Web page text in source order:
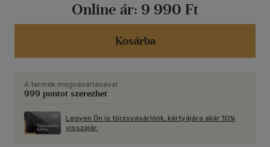
Online ár: 9 990 Ft
Kosárba
A termék megvásárlásával
999 pontot szerezhet
Legyen Ön is törzsvásárlónk, kártyájára akár 10%
visszajár.